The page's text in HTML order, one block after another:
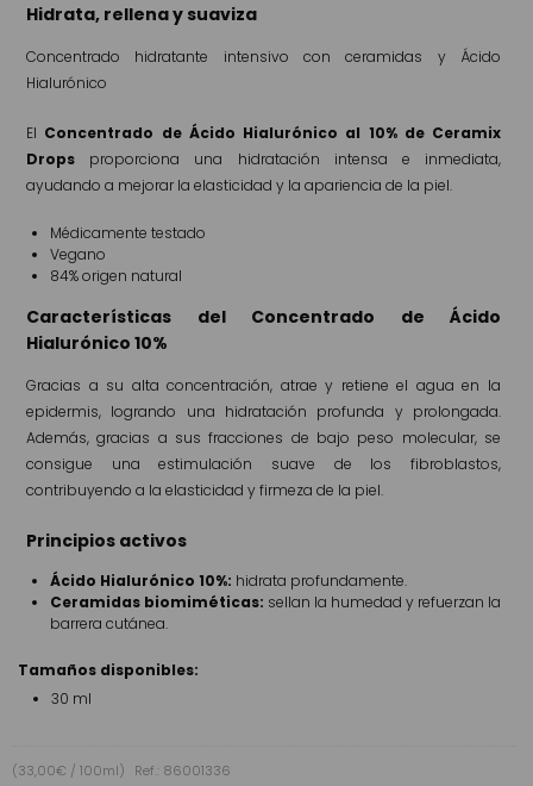
Hidrata, rellena y suaviza
Concentrado hidratante intensivo con ceramidas y Ácido
Hialurónico
El Concentrado de Ácido Hialurónico al 10% de Ceramix
Drops proporciona una hidratación intensa e inmediata,
ayudando a mejorar la elasticidad y la apariencia de la piel.
Médicamente testado
Vegano
84% origen natural
Características del Concentrado de Ácido
Hialurónico 10%
Gracias a su alta concentración, atrae y retiene el agua en la
epidermis, logrando una hidratación profunda y prolongada.
Además, gracias a sus fracciones de bajo peso molecular, se
consigue una estimulación suave de los fibroblastos,
contribuyendo a la elasticidad y firmeza de la piel.
Principios activos
Ácido Hialurónico 10%: hidrata profundamente.
Ceramidas biomiméticas: sellan la humedad y refuerzan la
barrera cutánea.
Tamaños disponibles:
30 ml
(33,00€ / 100ml) Ref.: 86001336